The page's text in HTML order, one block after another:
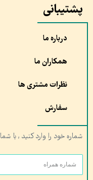
پشتیبانی
درباره ما
همکاران ما
نظرات مشتری ها
سفارش
شماره خود را وارد کنید , با